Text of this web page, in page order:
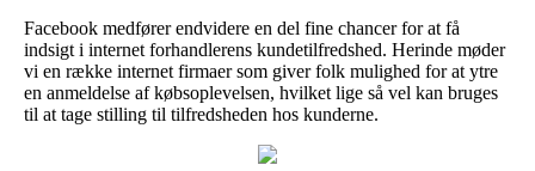
Facebook medfører endvidere en del fine chancer for at få
indsigt i internet forhandlerens kundetilfredshed. Herinde møder
vi en række internet firmaer som giver folk mulighed for at ytre
en anmeldelse af købsoplevelsen, hvilket lige så vel kan bruges
til at tage stilling til tilfredsheden hos kunderne.